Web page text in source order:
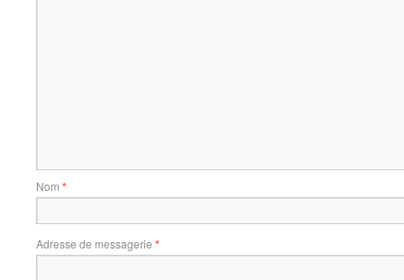
Nom *
Adresse de messagerie *